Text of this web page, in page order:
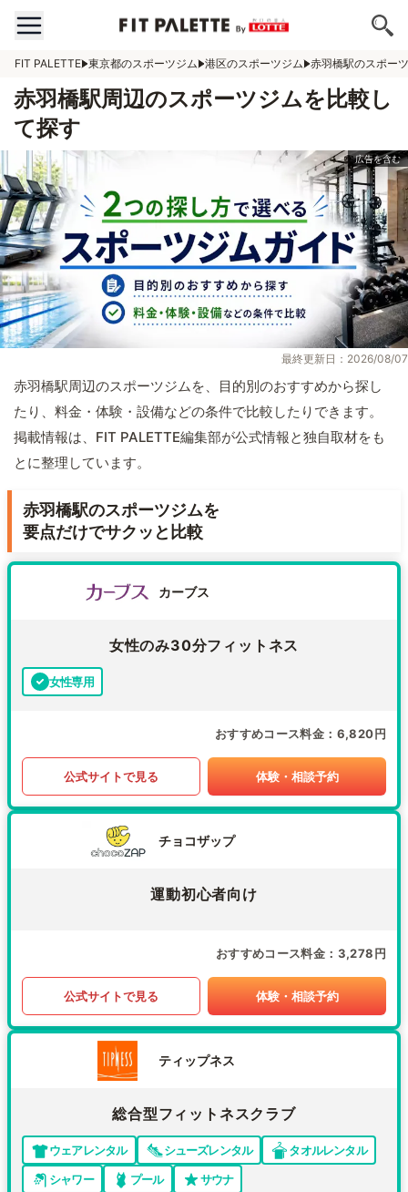
FIT PALETTE 東京都のスポーツジム 港区のスポーツジム 赤羽橋駅のスポー
赤羽橋駅周辺のスポーツジムを比較し
て探す
最終更新日：2026/08/07
赤羽橋駅周辺のスポーツジムを、目的別のおすすめから探し
たり、料金・体験・設備などの条件で比較したりできます。
掲載情報は、FIT PALETTE編集部が公式情報と独自取材をも
とに整理しています。
赤羽橋駅のスポーツジムを
要点だけでサクッと比較
カーブス
女性のみ30分フィットネス
女性専用
おすすめコース料金 6,820円
公式サイトで見る 体験・相談予約
チョコザップ
運動初心者向け
おすすめコース料金 3,278円
公式サイトで見る 体験・相談予約
ティップネス
総合型フィットネスクラブ
ウェアレンタル シューズレンタル
タオルレンタル
シャワー
プール サウナ